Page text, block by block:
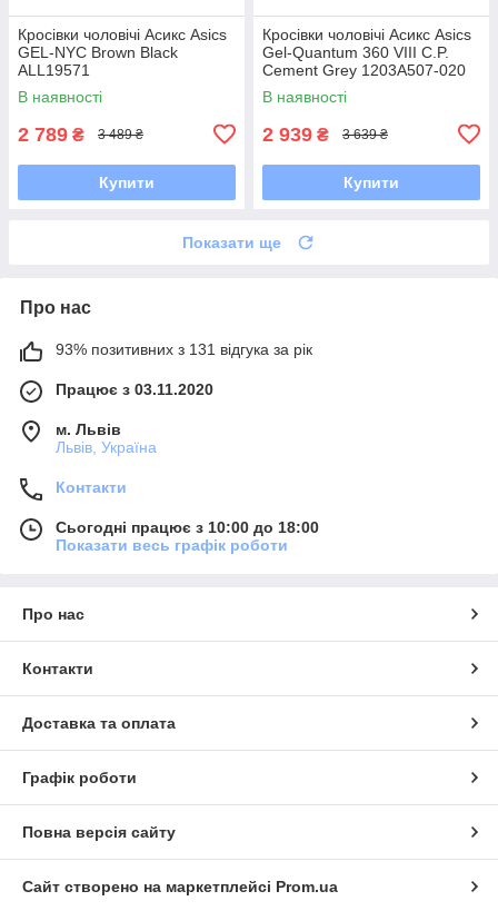
Кросівки чоловічі Асикс Asics
GEL-NYC Brown Black
ALL19571
В наявності
2 789 ₴ 3 489 ₴
Купити
Кросівки чоловічі Асикс Asics
Gel-Quantum 360 VIII C.P.
Cement Grey 1203A507-020
В наявності
2 939 ₴ 3 639 ₴
Купити
Показати ще
Про нас
93% позитивних з 131 відгука за рік
Працює з 03.11.2020
м. Львів
Львів, Україна
Контакти
Сьогодні працює з 10:00 до 18:00
Показати весь графік роботи
Про нас
Контакти
Доставка та оплата
Графік роботи
Повна версія сайту
Сайт створено на маркетплейсі Prom.ua